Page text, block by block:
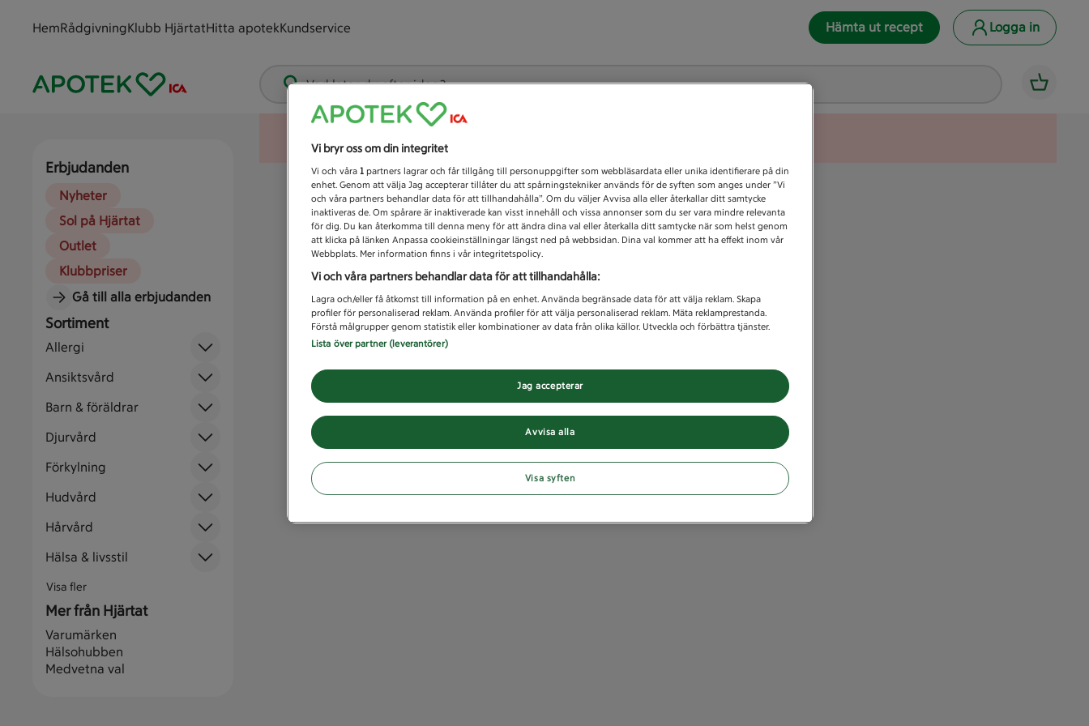
HemRådgivningKlubb HjärtatHitta apotekKundservice Hämta ut recept Logga in
Vad letar du efter idag?
Erbjudanden
Nyheter
Sol på Hjärtat
Outlet
Klubbpriser
Gå till alla erbjudanden
Sortiment
Allergi
Ansiktsvård
Barn & föräldrar
Djurvård
Förkylning
Hudvård
Hårvård
Hälsa & livsstil
Visa fler
Mer från Hjärtat
Varumärken
Hälsohubben
Medvetna val
Vi bryr oss om din integritet
Vi och våra 1 partners lagrar och får tillgång till personuppgifter som webbläsardata eller unika identifierare på din
enhet. Genom att välja Jag accepterar tillåter du att spårningstekniker används för de syften som anges under ”Vi
och våra partners behandlar data för att tillhandahålla”. Om du väljer Avvisa alla eller återkallar ditt samtycke
inaktiveras de. Om spårare är inaktiverade kan visst innehåll och vissa annonser som du ser vara mindre relevanta
för dig. Du kan återkomma till denna meny för att ändra dina val eller återkalla ditt samtycke när som helst genom
att klicka på länken Anpassa cookieinställningar längst ned på webbsidan. Dina val kommer att ha effekt inom vår
Webbplats. Mer information finns i vår integritetspolicy.
Vi och våra partners behandlar data för att tillhandahålla:
Lagra och/eller få åtkomst till information på en enhet. Använda begränsade data för att välja reklam. Skapa
profiler för personaliserad reklam. Använda profiler för att välja personaliserad reklam. Mäta reklamprestanda.
Förstå målgrupper genom statistik eller kombinationer av data från olika källor. Utveckla och förbättra tjänster.
Lista över partner (leverantörer)
Avvisa alla
Jag accepterar
Visa syften